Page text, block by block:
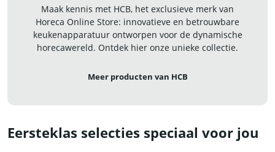
Maak kennis met HCB, het exclusieve merk van
Horeca Online Store: innovatieve en betrouwbare
keukenapparatuur ontworpen voor de dynamische
horecawereld. Ontdek hier onze unieke collectie.
Meer producten van HCB
Eersteklas selecties speciaal voor jou